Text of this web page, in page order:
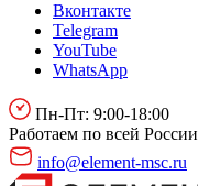
Вконтакте
Telegram
YouTube
WhatsApp
Пн-Пт: 9:00-18:00
Работаем по всей России
info@element-msc.ru